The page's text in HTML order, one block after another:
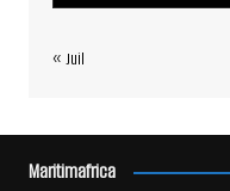
« Juil
Maritimafrica